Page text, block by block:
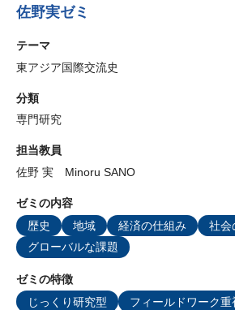
佐野実ゼミ
テーマ
東アジア国際交流史
分類
専門研究
担当教員
佐野 実 Minoru SANO
ゼミの内容
歴史
地域 経済の仕組み
社会
グローバルな課題
ゼミの特徴
じっくり研究型
フィールドワーク重